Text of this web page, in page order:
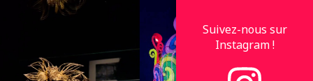
Suivez-nous sur
Instagram !